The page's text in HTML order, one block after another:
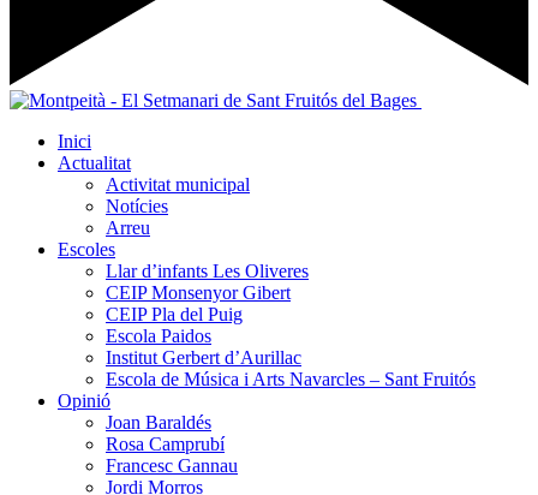
Inici
Actualitat
Activitat municipal
Notícies
Arreu
Escoles
Llar d’infants Les Oliveres
CEIP Monsenyor Gibert
CEIP Pla del Puig
Escola Paidos
Institut Gerbert d’Aurillac
Escola de Música i Arts Navarcles – Sant Fruitós
Opinió
Joan Baraldés
Rosa Camprubí
Francesc Gannau
Jordi Morros